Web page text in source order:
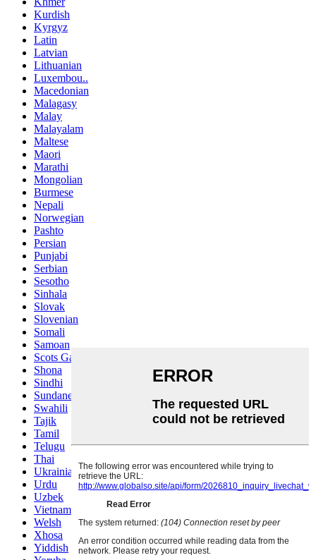
Kurdish
Kyrgyz
Latin
Latvian
Lithuanian
Luxembou..
Macedonian
Malagasy
Malay
Malayalam
Maltese
Maori
Marathi
Mongolian
Burmese
Nepali
Norwegian
Pashto
Persian
Punjabi
Serbian
Sesotho
Sinhala
Slovak
Slovenian
Somali
Samoan
Scots Gaelic
Shona
Sindhi
Sundanese
Swahili
Tajik
Tamil
Telugu
Thai
Ukrainian
Urdu
Uzbek
Vietnamese
Welsh
Xhosa
Yiddish